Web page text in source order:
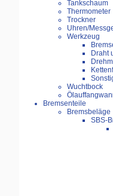
Tankschaum
Thermometer
Trockner
Uhren/
Werkzeug
Draht
Wuchtbock
Bremsenteile
Bremsbeläge
SBS-